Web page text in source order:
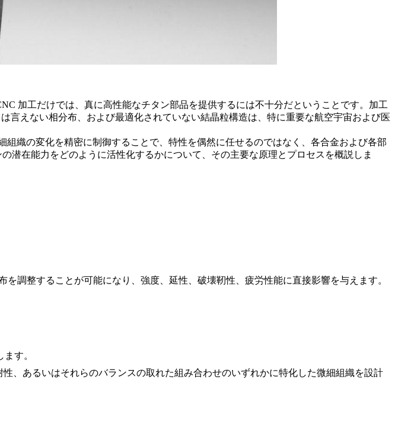
加工だけでは、真に高性能なチタン部品を提供するには不十分だということです。加工
言えない相分布、および最適化されていない結晶粒構造は、特に重要な航空宇宙および医
組織の変化を精密に制御することで、特性を偶然に任せるのではなく、各合金および各部
潜在能力をどのように活性化するかについて、その主要な原理とプロセスを概説しま
調整することが可能になり、強度、延性、破壊靭性、疲労性能に直接影響を与えます。
す。
、あるいはそれらのバランスの取れた組み合わせのいずれかに特化した微細組織を設計